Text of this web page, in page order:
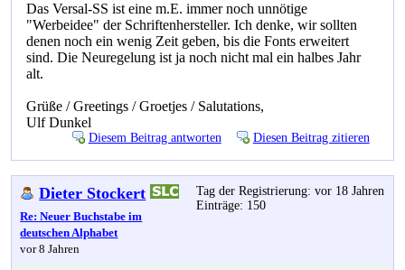
Das Versal-SS ist eine m.E. immer noch unnötige
"Werbeidee" der Schriftenhersteller. Ich denke, wir sollten
denen noch ein wenig Zeit geben, bis die Fonts erweitert
sind. Die Neuregelung ist ja noch nicht mal ein halbes Jahr
alt.
Grüße / Greetings / Groetjes / Salutations,
Ulf Dunkel
Diesem Beitrag antworten Diesen Beitrag zitieren
Dieter Stockert
Re: Neuer Buchstabe im
deutschen Alphabet
vor 8 Jahren
Tag der Registrierung: vor 18 Jahren
Einträge: 150